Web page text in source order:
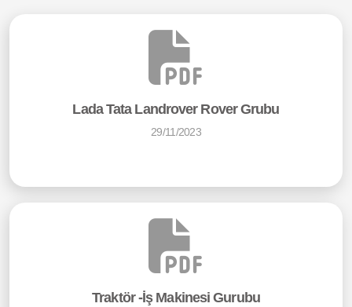
Lada Tata Landrover Rover Grubu
29/11/2023
Traktör -İş Makinesi Gurubu